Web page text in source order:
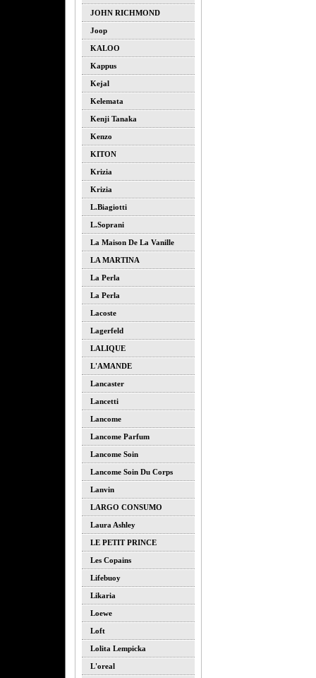
JOHN RICHMOND
Joop
KALOO
Kappus
Kejal
Kelemata
Kenji Tanaka
Kenzo
KITON
Krizia
Krizia
L.biagiotti
L.soprani
La Maison De La Vanille
LA MARTINA
La Perla
La Perla
Lacoste
Lagerfeld
LALIQUE
L'AMANDE
Lancaster
Lancetti
Lancome
Lancome Parfum
Lancome Soin
Lancome Soin Du Corps
Lanvin
LARGO CONSUMO
Laura Ashley
LE PETIT PRINCE
Les Copains
Lifebuoy
Likaria
Loewe
Loft
Lolita Lempicka
L'oreal